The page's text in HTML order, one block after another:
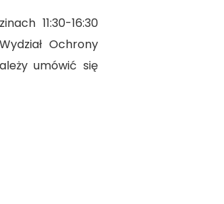
11:30-16:30
Ochrony
umówić się